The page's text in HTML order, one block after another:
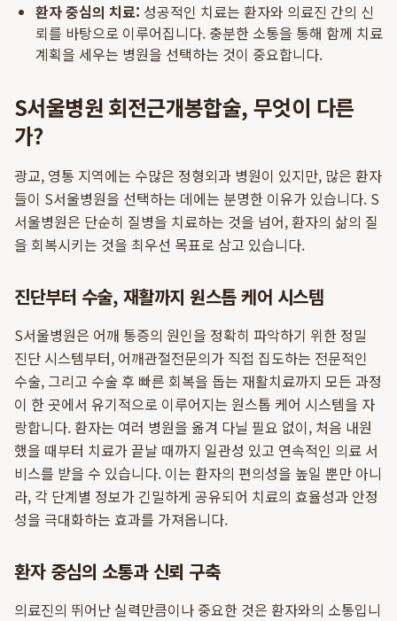
환자 중심의 치료: 성공적인 치료는 환자와 의료진 간의 신
뢰를 바탕으로 이루어집니다. 충분한 소통을 통해 함께 치료
계획을 세우는 병원을 선택하는 것이 중요합니다.
S서울병원 회전근개봉합술, 무엇이 다른
가?
광교, 영통 지역에는 수많은 정형외과 병원이 있지만, 많은 환자
들이 S서울병원을 선택하는 데에는 분명한 이유가 있습니다. S
서울병원은 단순히 질병을 치료하는 것을 넘어, 환자의 삶의 질
을 회복시키는 것을 최우선 목표로 삼고 있습니다.
진단부터 수술, 재활까지 원스톱 케어 시스템
S서울병원은 어깨 통증의 원인을 정확히 파악하기 위한 정밀
진단 시스템부터, 어깨관절전문의가 직접 집도하는 전문적인
수술, 그리고 수술 후 빠른 회복을 돕는 재활치료까지 모든 과정
이 한 곳에서 유기적으로 이루어지는 원스톱 케어 시스템을 자
랑합니다. 환자는 여러 병원을 옮겨 다닐 필요 없이, 처음 내원
했을 때부터 치료가 끝날 때까지 일관성 있고 연속적인 의료 서
비스를 받을 수 있습니다. 이는 환자의 편의성을 높일 뿐만 아니
라, 각 단계별 정보가 긴밀하게 공유되어 치료의 효율성과 안정
성을 극대화하는 효과를 가져옵니다.
환자 중심의 소통과 신뢰 구축
의료진의 뛰어난 실력만큼이나 중요한 것은 환자와의 소통입니